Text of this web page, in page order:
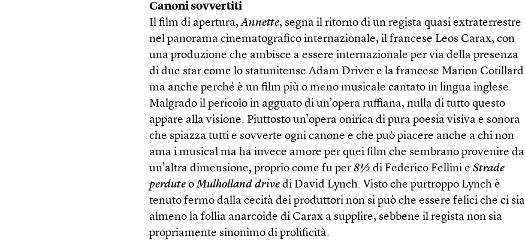
Canoni sovvertiti
Il film di apertura,Annette, segna il ritorno di un regista quasi extraterrestre
nel panorama cinematografico internazionale, il francese Leos Carax, con
una produzione che ambisce a essere internazionale per via della presenza
di due star come lo statunitense Adam Driver e la francese Marion Cotillard
ma anche perché è un film più o meno musicale cantato in lingua inglese.
Malgrado il pericolo in agguato di un’opera ruffiana, nulla di tutto questo
appare alla visione. Piuttosto un’opera onirica di pura poesia visiva e sonora
che spiazza tutti e sovverte ogni canone e che può piacere anche a chi non
ama i musical ma ha invece amore per quei film che sembrano provenire da
un’altra dimensione, proprio come fu per8½ di Federico Fellini eStrade
perdute oMulholland drive di David Lynch. Visto che purtroppo Lynch è
tenuto fermo dalla cecità dei produttori non si può che essere felici che ci sia
almeno la follia anarcoide di Carax a supplire, sebbene il regista non sia
propriamente sinonimo di prolificità.